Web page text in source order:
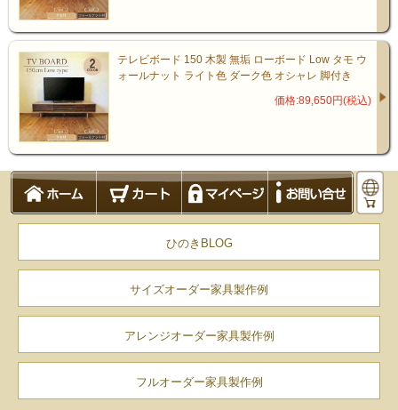
コントラストが美しい「ライト色」
シックな装いの「ダーク色」
商品仕様
テレビボード 150 木製 無垢 ローボード Low タモ ウ
ォールナット ライト色 ダーク色 オシャレ 脚付き
価格:89,650円(税込)
ひのきBLOG
サイズオーダー家具製作例
アレンジオーダー家具製作例
フルオーダー家具製作例